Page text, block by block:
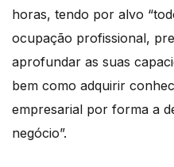
horas, tendo por alvo
ocupação profissional,
aprofundar as suas
bem como adquirir
empresarial por forma a
negócio”.